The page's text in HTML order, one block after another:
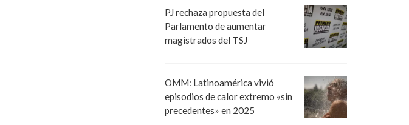
PJ rechaza propuesta del
Parlamento de aumentar
magistrados del TSJ
OMM: Latinoamérica vivió
episodios de calor extremo «sin
precedentes» en 2025